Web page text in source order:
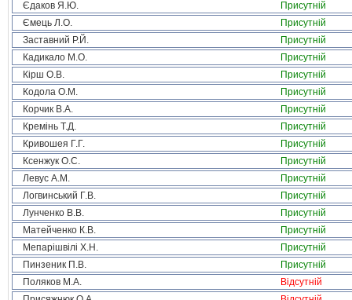
Єдаков Я.Ю.
Присутній
Ємець Л.О.
Присутній
Заставний Р.Й.
Присутній
Кадикало М.О.
Присутній
Кірш О.В.
Присутній
Кодола О.М.
Присутній
Корчик В.А.
Присутній
Кремінь Т.Д.
Присутній
Кривошея Г.Г.
Присутній
Ксенжук О.С.
Присутній
Левус А.М.
Присутній
Логвинський Г.В.
Присутній
Лунченко В.В.
Присутній
Матейченко К.В.
Присутній
Мепарішвілі Х.Н.
Присутній
Пинзеник П.В.
Присутній
Поляков М.А.
Відсутній